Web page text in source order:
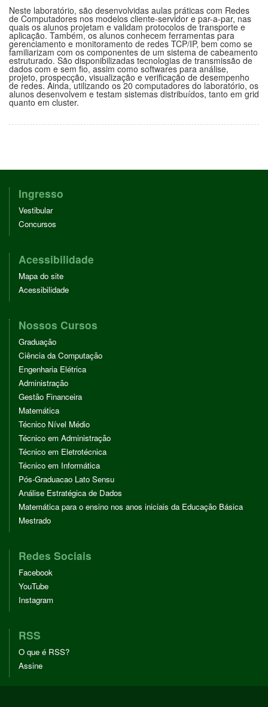
Neste laboratório, são desenvolvidas aulas práticas com Redes
de Computadores nos modelos cliente-servidor e par-a-par, nas
quais os alunos projetam e validam protocolos de transporte e
aplicação. Também, os alunos conhecem ferramentas para
gerenciamento e monitoramento de redes TCP/IP, bem como se
familiarizam com os componentes de um sistema de cabeamento
estruturado. São disponibilizadas tecnologias de transmissão de
dados com e sem fio, assim como softwares para análise,
projeto, prospecção, visualização e verificação de desempenho
de redes. Ainda, utilizando os 20 computadores do laboratório, os
alunos desenvolvem e testam sistemas distribuídos, tanto em grid
quanto em cluster.
Ingresso
Vestibular
Concursos
Acessibilidade
Mapa do site
Acessibilidade
Nossos Cursos
Graduação
Ciência da Computação
Engenharia Elétrica
Administração
Gestão Financeira
Matemática
Técnico Nível Médio
Técnico em Administração
Técnico em Eletrotécnica
Técnico em Informática
Pós-Graduacao Lato Sensu
Análise Estratégica de Dados
Matemática para o ensino nos anos iniciais da Educação Básica
Mestrado
Redes Sociais
Facebook
YouTube
Instagram
RSS
O que é RSS?
Assine